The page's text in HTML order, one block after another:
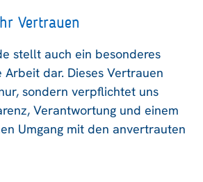
Vertrauen
stellt auch ein besonderes
dar. Dieses Vertrauen
sondern verpflichtet uns
Verantwortung und einem
Umgang mit den anvertrauten